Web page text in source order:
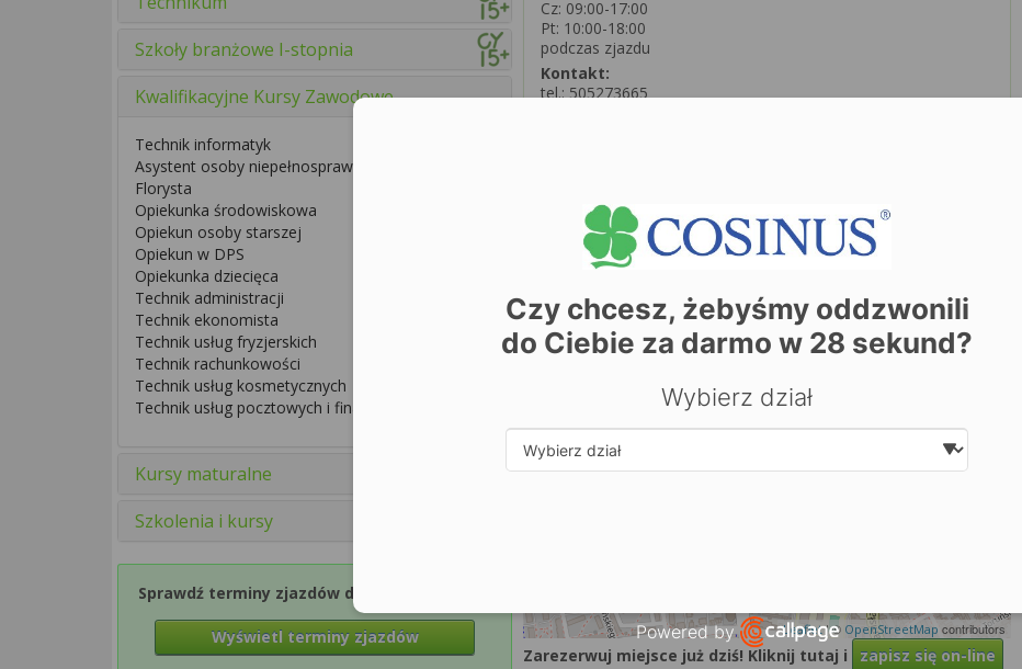
Szkoły branżowe I-stopnia
Kwalifikacyjne Kursy Zawodowe
Technik informatyk
Asystent osoby niepełnosprawnej
Florysta
Opiekunka środowiskowa
Opiekun osoby starszej
Opiekun w DPS
Opiekunka dziecięca
Technik administracji
Technik ekonomista
Technik usług fryzjerskich
Technik rachunkowości
Technik usług kosmetycznych
Technik usług pocztowych i finansowych
Kursy maturalne
Szkolenia i kursy
Sprawdź terminy zjazdów dla Semestru 1
Wyświetl terminy zjazdów
Cz: 09:00-17:00
Pt: 10:00-18:00
podczas zjazdu
Kontakt:
tel.:505273665
Leaflet| © OpenStreetMap contributors
Zarezerwuj miejsce już dziś! Kliknij tutaj i zapisz się on-line
Czy chcesz, żebyśmy oddzwonili
do Ciebie za darmo w 28 sekund?
Wybierz dział
Powered by
Open link in new window